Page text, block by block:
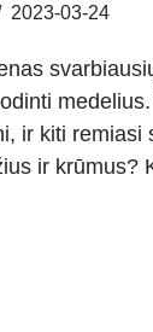
2023-03-24
ir kiti
ir krūmus?